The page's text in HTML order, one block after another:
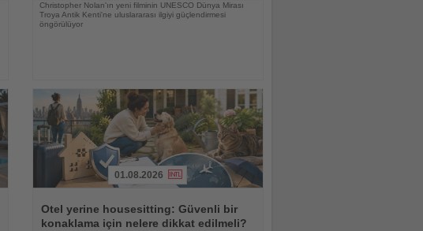
Christopher Nolan'ın yeni filminin UNESCO Dünya Mirası
Troya Antik Kenti'ne uluslararası ilgiyi güçlendirmesi
öngörülüyor
Oku
01.08.2026
Otel yerine housesitting: Güvenli bir
konaklama için nelere dikkat edilmeli?